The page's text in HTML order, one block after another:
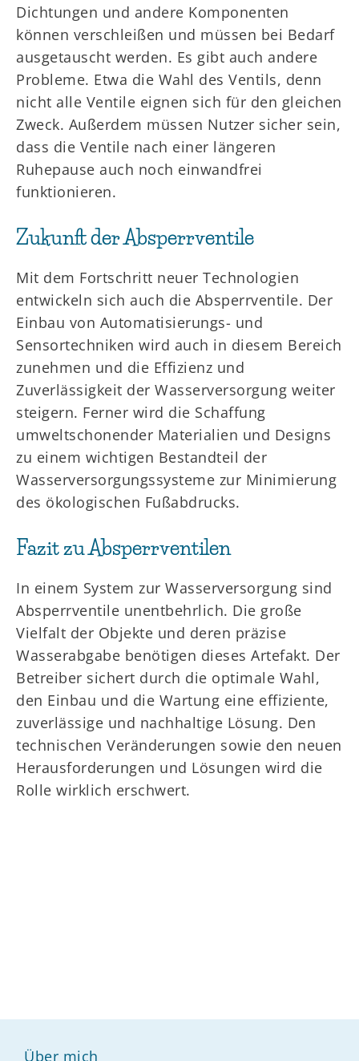
Dichtungen und andere Komponenten
können verschleißen und müssen bei Bedarf
ausgetauscht werden. Es gibt auch andere
Probleme. Etwa die Wahl des Ventils, denn
nicht alle Ventile eignen sich für den gleichen
Zweck. Außerdem müssen Nutzer sicher sein,
dass die Ventile nach einer längeren
Ruhepause auch noch einwandfrei
funktionieren.
Zukunft der Absperrventile
Mit dem Fortschritt neuer Technologien
entwickeln sich auch die Absperrventile. Der
Einbau von Automatisierungs- und
Sensortechniken wird auch in diesem Bereich
zunehmen und die Effizienz und
Zuverlässigkeit der Wasserversorgung weiter
steigern. Ferner wird die Schaffung
umweltschonender Materialien und Designs
zu einem wichtigen Bestandteil der
Wasserversorgungssysteme zur Minimierung
des ökologischen Fußabdrucks.
Fazit zu Absperrventilen
In einem System zur Wasserversorgung sind
Absperrventile unentbehrlich. Die große
Vielfalt der Objekte und deren präzise
Wasserabgabe benötigen dieses Artefakt. Der
Betreiber sichert durch die optimale Wahl,
den Einbau und die Wartung eine effiziente,
zuverlässige und nachhaltige Lösung. Den
technischen Veränderungen sowie den neuen
Herausforderungen und Lösungen wird die
Rolle wirklich erschwert.
Über mich